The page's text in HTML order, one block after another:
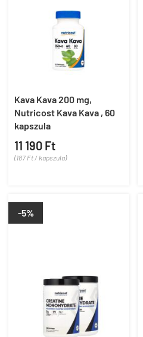
Kava Kava 200 mg,
Nutricost Kava Kava , 60
kapszula
11 190 Ft
(187 Ft / kapszula)
-5%